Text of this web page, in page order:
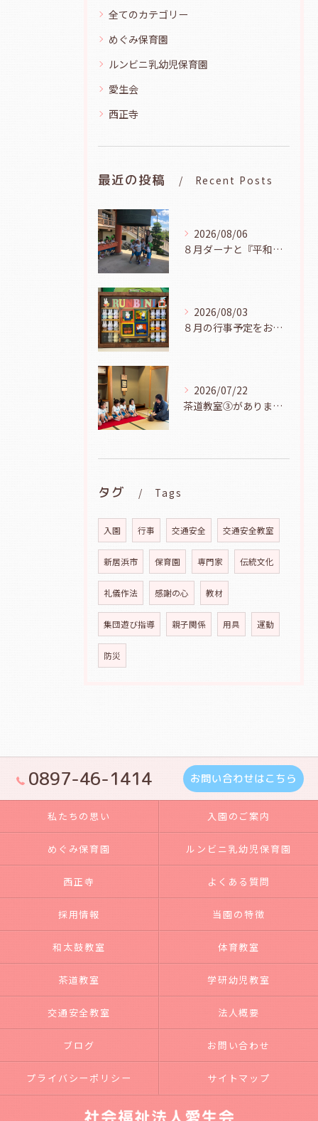
全てのカテゴリー
めぐみ保育園
ルンビニ乳幼児保育園
愛生会
西正寺
最近の投稿 Recent Posts
2026/08/06
８月ダーナと『平和の鐘を鳴らそう』（幼児組、８月６日）
2026/08/03
８月の行事予定をお知らせします
2026/07/22
茶道教室③がありました（年長児、７月２１日）
タグ Tags
入園 行事 交通安全 交通安全教室
新居浜市 保育園 専門家 伝統文化
礼儀作法 感謝の心 教材
集団遊び指導 親子関係 用具 運動
防災
0897-46-1414 お問い合わせはこちら
私たちの思い 入園のご案内
めぐみ保育園 ルンビニ乳幼児保育園
西正寺 よくある質問
採用情報 当園の特徴
和太鼓教室 体育教室
茶道教室 学研幼児教室
交通安全教室 法人概要
ブログ お問い合わせ
プライバシーポリシー サイトマップ